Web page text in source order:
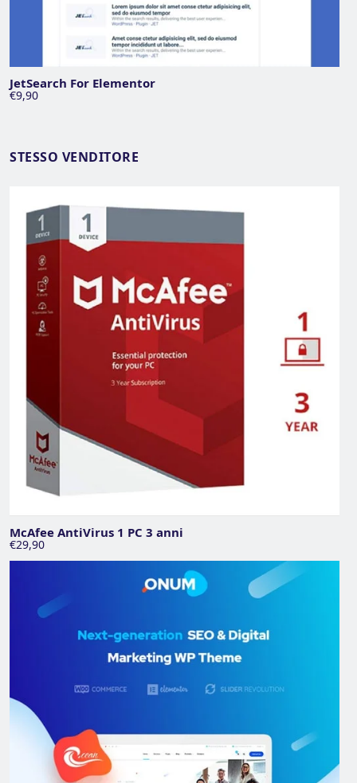
JetSearch For Elementor
€9,90
STESSO VENDITORE
McAfee AntiVirus 1 PC 3 anni
€29,90